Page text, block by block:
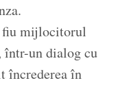
fiu mijlocitorul
într-un dialog cu
încrederea în